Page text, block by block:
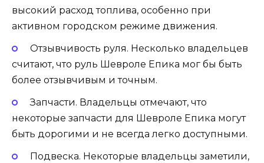
высокий расход топлива, особенно при
активном городском режиме движения.
Отзывчивость руля. Несколько владельцев
считают, что руль Шевроле Епика мог бы быть
более отзывчивым и точным.
Запчасти. Владельцы отмечают, что
некоторые запчасти для Шевроле Епика могут
быть дорогими и не всегда легко доступными.
Подвеска. Некоторые владельцы заметили,